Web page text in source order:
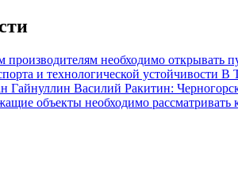
производителям необходимо открывать
и технологической устойчивости В
Гайнуллин Василий Ракитин:
объекты необходимо